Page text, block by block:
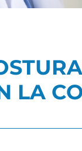
LA